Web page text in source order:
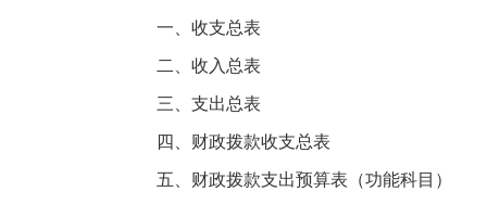
一、收支总表
二、收入总表
三、支出总表
四、财政拨款收支总表
五、财政拨款支出预算表（功能科目）